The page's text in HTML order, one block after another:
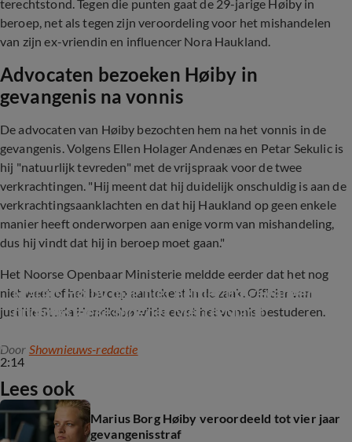
terechtstond. Tegen die punten gaat de 29-jarige Høiby in
beroep, net als tegen zijn veroordeling voor het mishandelen
van zijn ex-vriendin en influencer Nora Haukland.
Advocaten bezoeken Høiby in
gevangenis na vonnis
De advocaten van Høiby bezochten hem na het vonnis in de
gevangenis. Volgens Ellen Holager Andenæs en Petar Sekulic is
hij "natuurlijk tevreden" met de vrijspraak voor de twee
verkrachtingen. "Hij meent dat hij duidelijk onschuldig is aan de
verkrachtingsaanklachten en dat hij Haukland op geen enkele
manier heeft onderworpen aan enige vorm van mishandeling,
dus hij vindt dat hij in beroep moet gaan."
Het Noorse Openbaar Ministerie meldde eerder dat het nog
niet weet of het beroep aantekent in de zaak. Officier van
justitie Sturla Henriksbø wilde eerst het vonnis bestuderen.
2:14
Marius Høiby mag niet eerder uit gevangenis
ondanks zieke moeder Mette-Marit
Door Shownieuws-redactie
Lees ook
Marius Borg Høiby veroordeeld tot vier jaar
gevangenisstraf